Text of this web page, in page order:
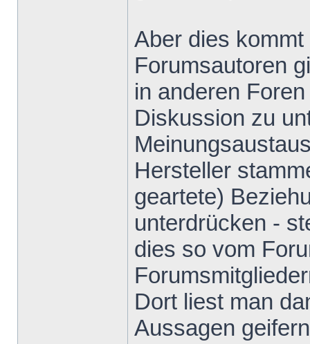
Aber dies
Forumsautoren
in anderen
Diskussion zu
Hersteller
geartete)
unterdrücken -
dies so vom
Dort liest man
Aussagen